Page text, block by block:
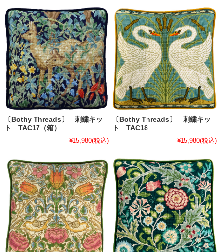
〔Bothy Threads〕 刺繍キッ
ト TAC17（箱）
¥15,980(税込)
〔Bothy Threads〕 刺繍キッ
ト TAC18
¥15,980(税込)